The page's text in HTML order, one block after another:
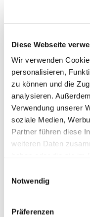
Diese Webseite
Wir verwenden
personalisieren,
zu können und die
analysieren.
Verwendung unserer
soziale Medien,
Partner führen diese
weiteren Daten
Notwendig
Präferenzen
Dies